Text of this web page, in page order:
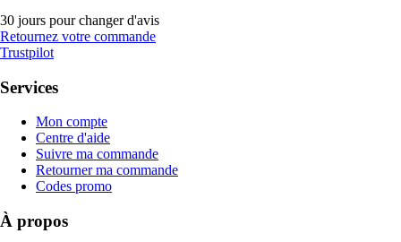
30 jours pour changer d'avis
Retournez votre commande
Trustpilot
Services
Mon compte
Centre d'aide
Suivre ma commande
Retourner ma commande
Codes promo
À propos